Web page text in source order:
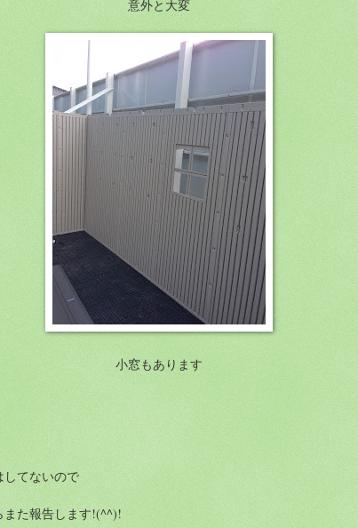
意外と大変
小窓もあります
してないので
また報告します!(^^)!